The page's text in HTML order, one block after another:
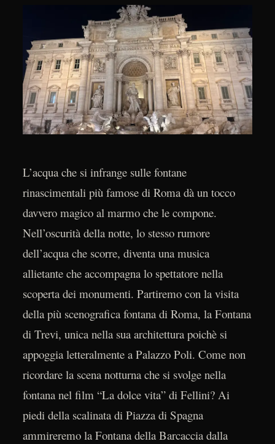
L’acqua che si infrange sulle fontane
rinascimentali più famose di Roma dà un tocco
davvero magico al marmo che le compone.
Nell’oscurità della notte, lo stesso rumore
dell’acqua che scorre, diventa una musica
allietante che accompagna lo spettatore nella
scoperta dei monumenti. Partiremo con la visita
della più scenografica fontana di Roma, la Fontana
di Trevi, unica nella sua architettura poichè si
appoggia letteralmente a Palazzo Poli. Come non
ricordare la scena notturna che si svolge nella
fontana nel film “La dolce vita” di Fellini? Ai
piedi della scalinata di Piazza di Spagna
ammireremo la Fontana della Barcaccia dalla